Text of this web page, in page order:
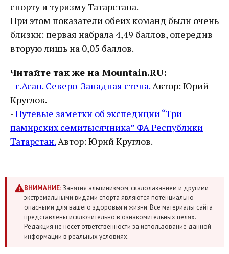
спорту и туризму Татарстана.
При этом показатели обеих команд были очень
близки: первая набрала 4,49 баллов, опередив
вторую лишь на 0,05 баллов.
Читайте так же на Mountain.RU:
- г.Асан. Северо-Западная стена.Автор: Юрий
Круглов.
-Путевые заметки об экспедиции “Три
памирских семитысячника” ФА Республики
Татарстан.Автор: Юрий Круглов.
ВНИМАНИЕ:Занятия альпинизмом, скалолазанием и другими
экстремальными видами спорта являются потенциально
опасными для вашего здоровья и жизни. Все материалы сайта
представлены исключительно в ознакомительных целях.
Редакция не несет ответственности за использование данной
информации в реальных условиях.